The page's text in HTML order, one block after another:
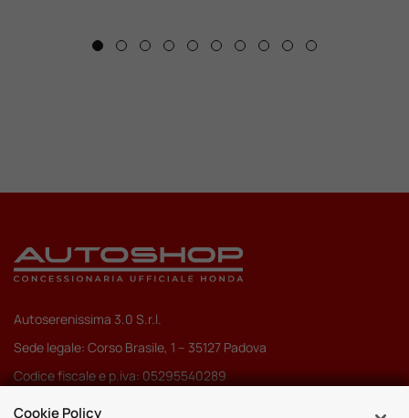
Autoserenissima 3.0 S.r.l.
Sede legale: Corso Brasile, 1 – 35127 Padova
Codice fiscale e p.iva: 05295540289
Pec:autoserenissima3.0srl@legalmail.it
Cookie Policy